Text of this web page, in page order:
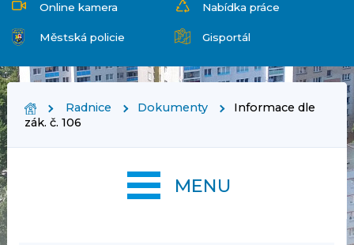
Online kamera Nabídka práce
Městská policie Gisportál
Radnice Dokumenty
Informace dle
zák. č. 106
MENU